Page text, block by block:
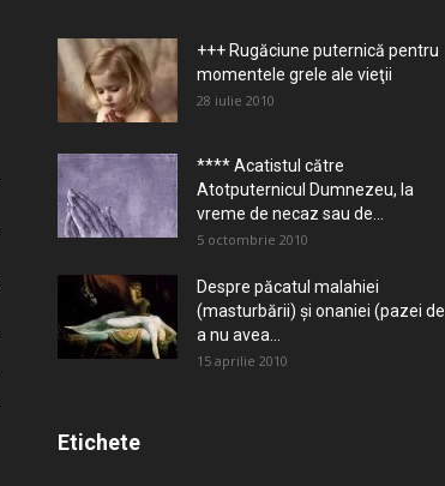
+++ Rugăciune puternică pentru
momentele grele ale vieţii
28 iulie 2010
**** Acatistul către
Atotputernicul Dumnezeu, la
vreme de necaz sau de...
5 octombrie 2010
Despre păcatul malahiei
(masturbării) şi onaniei (pazei de
a nu avea...
15 aprilie 2010
Etichete